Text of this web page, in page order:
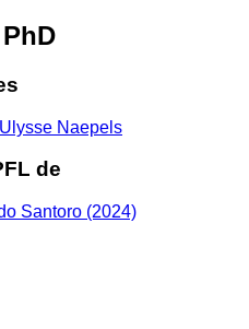
Ulysse Naepels
de
Santoro (2024)